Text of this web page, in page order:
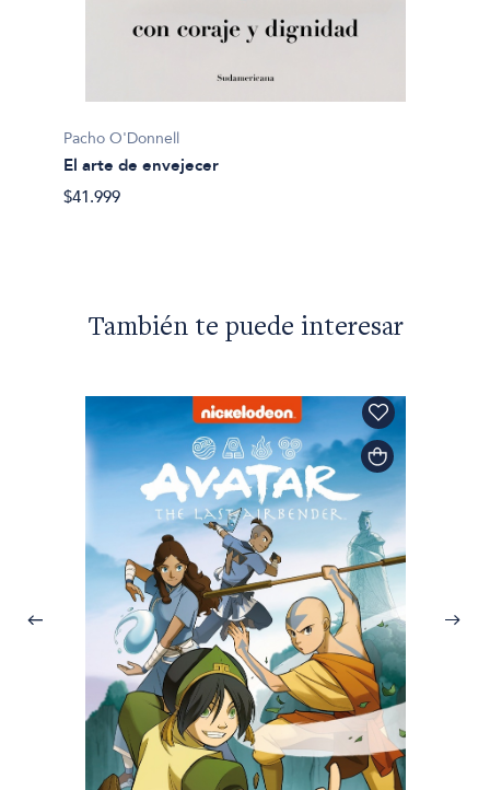
Pacho O'Donnell
El arte de envejecer
$41.999
También te puede interesar